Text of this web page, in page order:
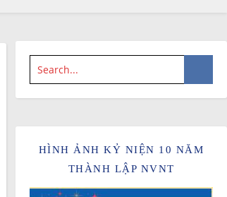
HÌNH ẢNH KỶ NIỆN 10 NĂM
THÀNH LẬP NVNT